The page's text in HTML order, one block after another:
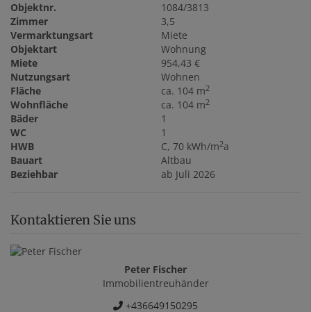
Objektnr.
1084/3813
Zimmer
3,5
Vermarktungsart
Miete
Objektart
Wohnung
Miete
954,43 €
Nutzungsart
Wohnen
Fläche
ca. 104 m2
Wohnfläche ca. 104 m2
Bäder
1
WC
1
HWB
C, 70 kWh/m2a
Bauart
Altbau
Beziehbar
ab Juli 2026
Kontaktieren Sie uns
Peter Fischer
Immobilientreuhänder
+436649150295